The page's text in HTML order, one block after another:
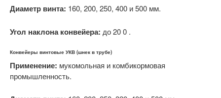
Диаметр винта: 160, 200, 250, 400 и 500 мм.
Угол наклона конвейера: до 20 0 .
Конвейеры винтовые УКВ (шнек в трубе)
Применение: мукомольная и комбикормовая
промышленность.